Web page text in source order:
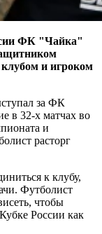
ФК "Чайка"
и игроком
за ФК
в 32-х матчах во
и
расторг
к клубу,
Футболист
чтобы
России как